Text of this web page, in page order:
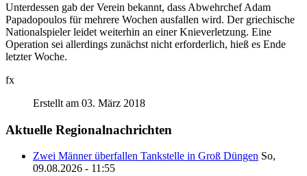
Unterdessen gab der Verein bekannt, dass Abwehrchef Adam
Papadopoulos für mehrere Wochen ausfallen wird. Der griechische
Nationalspieler leidet weiterhin an einer Knieverletzung. Eine
Operation sei allerdings zunächst nicht erforderlich, hieß es Ende
letzter Woche.
fx
Erstellt am 03. März 2018
Aktuelle Regionalnachrichten
Zwei Männer überfallen Tankstelle in Groß Düngen So,
09.08.2026 - 11:55